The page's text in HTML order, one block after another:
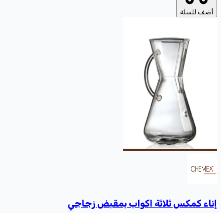
أضف للسلة
إناء كمكس ثلاثة اكواب بمقبض زجاجي